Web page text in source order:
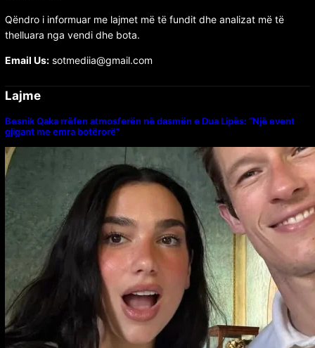
Qëndro i informuar me lajmet më të fundit dhe analizat më të
thelluara nga vendi dhe bota.
Email Us:sotmediia@gmail.com
Lajme
Besnik Qaka rrëfen atmosferën në dasmën e Dua Lipës: “Një event
gjigant me emra botërorë”